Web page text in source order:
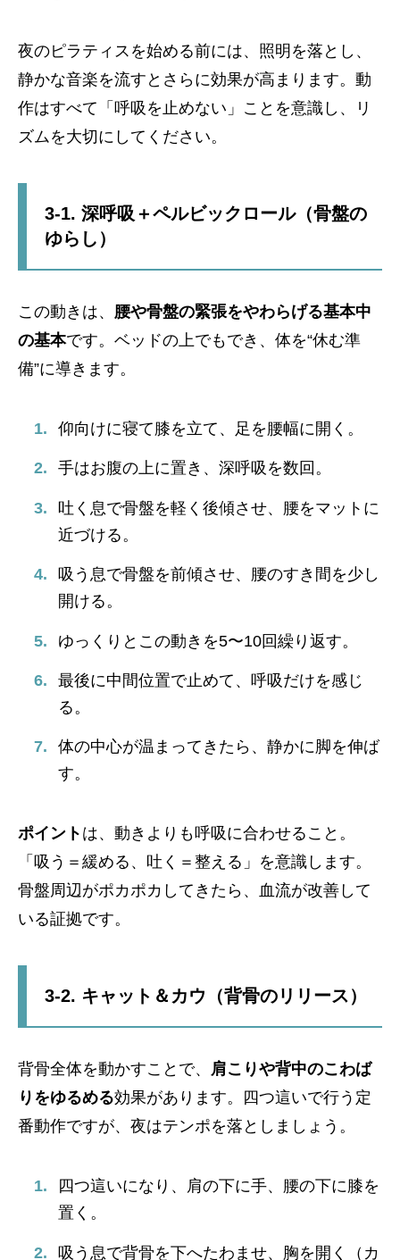
夜のピラティスを始める前には、照明を落とし、
静かな音楽を流すとさらに効果が高まります。動
作はすべて「呼吸を止めない」ことを意識し、リ
ズムを大切にしてください。
3-1. 深呼吸＋ペルビックロール（骨盤の
ゆらし）
この動きは、 腰や骨盤の緊張をやわらげる基本中
の基本です。ベッドの上でもでき、体を“休む準
備”に導きます。
仰向けに寝て膝を立て、足を腰幅に開く。
手はお腹の上に置き、深呼吸を数回。
吐く息で骨盤を軽く後傾させ、腰をマットに
近づける。
吸う息で骨盤を前傾させ、腰のすき間を少し
開ける。
ゆっくりとこの動きを5〜10回繰り返す。
最後に中間位置で止めて、呼吸だけを感じ
る。
体の中心が温まってきたら、静かに脚を伸ば
す。
ポイント は、動きよりも呼吸に合わせること。
「吸う＝緩める、吐く＝整える」を意識します。
骨盤周辺がポカポカしてきたら、血流が改善して
いる証拠です。
3-2. キャット＆カウ（背骨のリリース）
背骨全体を動かすことで、 肩こりや背中のこわば
りをゆるめる効果があります。四つ這いで行う定
番動作ですが、夜はテンポを落としましょう。
四つ這いになり、肩の下に手、腰の下に膝を
置く。
吸う息で背骨を下へたわませ、胸を開く（カ